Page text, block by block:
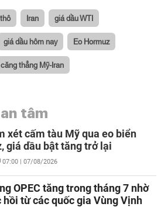
Iran giá dầu WTI
giá dầu hôm nay Eo Hormuz
căng thẳng Mỹ-Iran
tâm
xét cấm tàu Mỹ qua eo biển
giá dầu bật tăng trở lại
07:00 | 07/08/2026
OPEC tăng trong tháng 7 nhờ
hồi từ các quốc gia Vùng Vịnh